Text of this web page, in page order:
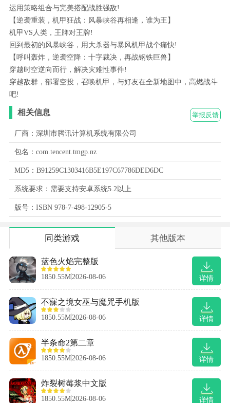
运用策略组合与完美搭配战胜强敌!
【逆袭重装，机甲狂战：风暴峡谷再相逢，谁为王】
机甲VS人类，王牌对王牌!
回到最初的风暴峡谷，用大杀器与暴风机甲战个痛快!
【呼叫轰炸，逆袭空降：十字裁决，再战钢铁巨兽】
穿越时空逆向而行，解决灾难性事件!
穿越敌群，部署空投，召唤机甲，与好友在全新地图中，高燃战斗
吧!
举报反馈
相关信息
厂商：深圳市腾讯计算机系统有限公司
包名：com.tencent.tmgp.nz
MD5：B91259C1303416B5E197C67786DED6DC
系统要求：需要支持安卓系统5.2以上
版号：ISBN 978-7-498-12905-5
同类游戏 其他版本
详情
蓝色火焰完整版
1850.55M 2026-08-06
详情
不寐之境女巫与魔咒手机版
1850.55M 2026-08-06
详情
半条命2第二章
1850.55M 2026-08-06
详情
炸裂树莓浆中文版
1850.55M 2026-08-06